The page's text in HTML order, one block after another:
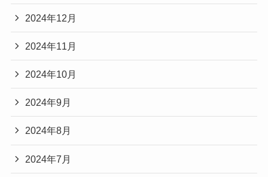
2024年12月
2024年11月
2024年10月
2024年9月
2024年8月
2024年7月